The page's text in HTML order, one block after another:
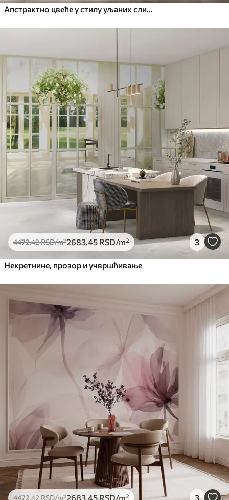
4472.42RSD/m²2683 .45 RSD/m² 3
Некретнине, прозор и учвршћивање
4472.42RSD/m²2683 .45 RSD/m² 3